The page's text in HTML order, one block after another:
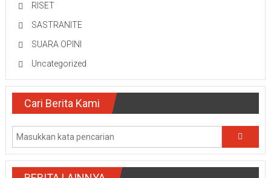
RISET
SASTRANITE
SUARA OPINI
Uncategorized
Cari Berita Kami